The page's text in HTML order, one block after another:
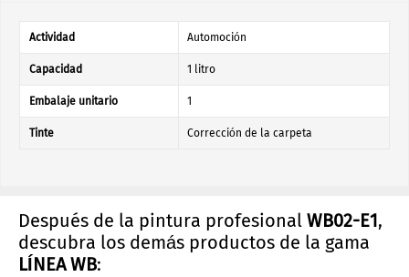
Actividad Automoción
Capacidad 1 litro
Embalaje unitario 1
Tinte Corrección de la carpeta
Después de la pintura profesional WB02-E1,
descubra los demás productos de la gama
LÍNEA WB: